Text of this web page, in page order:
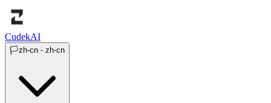
CudekAI
🏳️zh-cn - zh-cn